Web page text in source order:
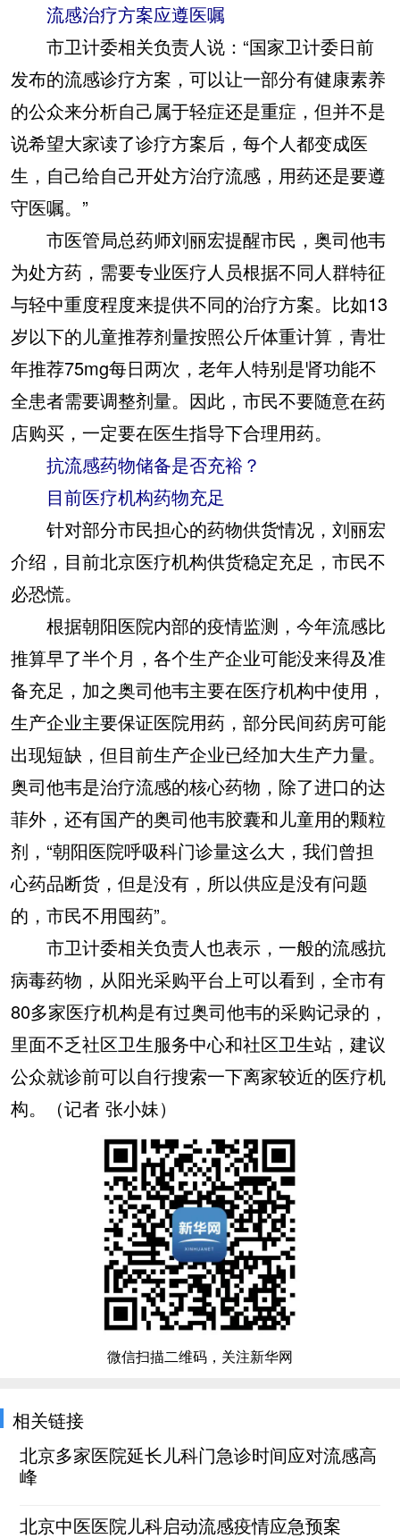
流感治疗方案应遵医嘱
市卫计委相关负责人说：“国家卫计委日前
发布的流感诊疗方案，可以让一部分有健康素养
的公众来分析自己属于轻症还是重症，但并不是
说希望大家读了诊疗方案后，每个人都变成医
生，自己给自己开处方治疗流感，用药还是要遵
守医嘱。”
市医管局总药师刘丽宏提醒市民，奥司他韦
为处方药，需要专业医疗人员根据不同人群特征
与轻中重度程度来提供不同的治疗方案。比如13
岁以下的儿童推荐剂量按照公斤体重计算，青壮
年推荐75mg每日两次，老年人特别是肾功能不
全患者需要调整剂量。因此，市民不要随意在药
店购买，一定要在医生指导下合理用药。
抗流感药物储备是否充裕？
目前医疗机构药物充足
针对部分市民担心的药物供货情况，刘丽宏
介绍，目前北京医疗机构供货稳定充足，市民不
必恐慌。
根据朝阳医院内部的疫情监测，今年流感比
推算早了半个月，各个生产企业可能没来得及准
备充足，加之奥司他韦主要在医疗机构中使用，
生产企业主要保证医院用药，部分民间药房可能
出现短缺，但目前生产企业已经加大生产力量。
奥司他韦是治疗流感的核心药物，除了进口的达
菲外，还有国产的奥司他韦胶囊和儿童用的颗粒
剂，“朝阳医院呼吸科门诊量这么大，我们曾担
心药品断货，但是没有，所以供应是没有问题
的，市民不用囤药”。
市卫计委相关负责人也表示，一般的流感抗
病毒药物，从阳光采购平台上可以看到，全市有
80多家医疗机构是有过奥司他韦的采购记录的，
里面不乏社区卫生服务中心和社区卫生站，建议
公众就诊前可以自行搜索一下离家较近的医疗机
构。（记者 张小妹）
微信扫描二维码，关注新华网
相关链接
北京多家医院延长儿科门急诊时间应对流感高
峰
北京中医医院儿科启动流感疫情应急预案